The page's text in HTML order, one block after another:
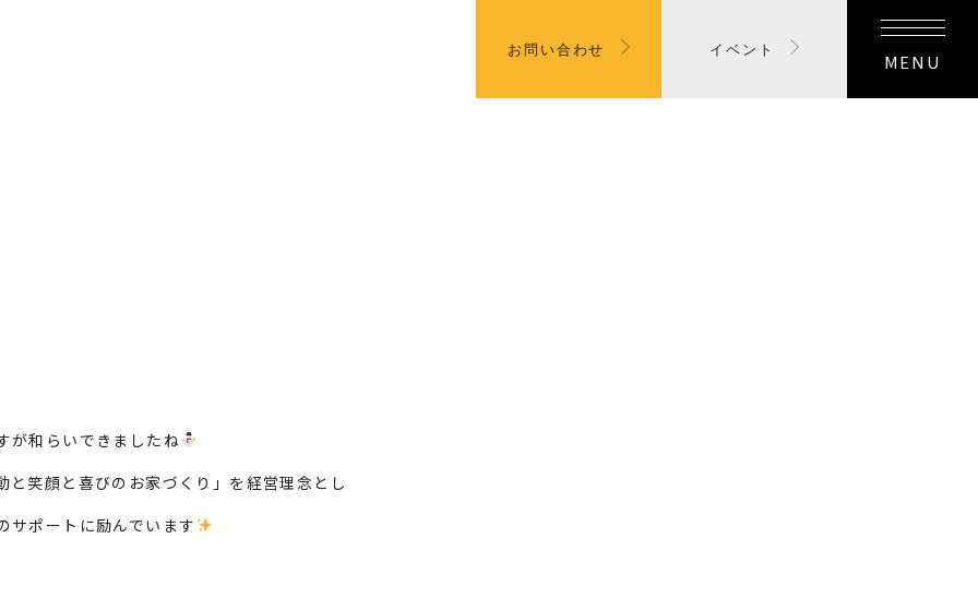
お問い合わせ イベント
MENU
が和らいできましたね
と笑顔と喜びのお家づくり」を経営理念とし
サポートに励んでいます